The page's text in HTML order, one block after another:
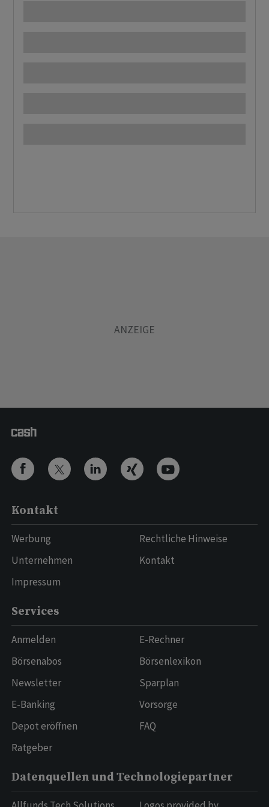
Kontakt
Werbung
Unternehmen
Impressum
Rechtliche Hinweise
Kontakt
Services
Anmelden
Börsenabos
Newsletter
E-Banking
Depot eröffnen
Ratgeber
E-Rechner
Börsenlexikon
Sparplan
Vorsorge
FAQ
Datenquellen und Technologiepartner